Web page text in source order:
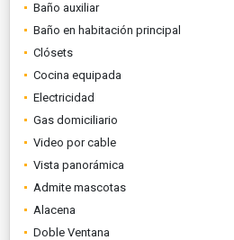
Baño auxiliar
Baño en habitación principal
Clósets
Cocina equipada
Electricidad
Gas domiciliario
Video por cable
Vista panorámica
Admite mascotas
Alacena
Doble Ventana